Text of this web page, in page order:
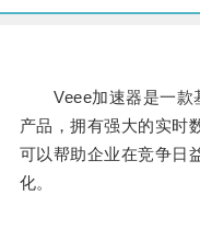
Veee加速器是一款
产品，拥有强大的实时
可以帮助企业在竞争日
化。